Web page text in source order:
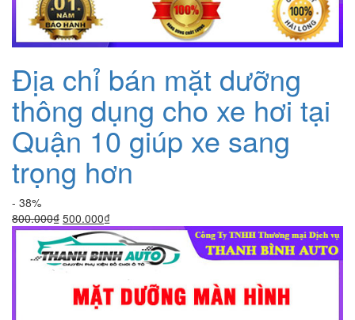
Địa chỉ bán mặt dưỡng
thông dụng cho xe hơi tại
Quận 10 giúp xe sang
trọng hơn
- 38%
800.000₫ Giá
gốc
là:
800.000₫.
500.000₫Giá
hiện
tại
là:
500.000₫.